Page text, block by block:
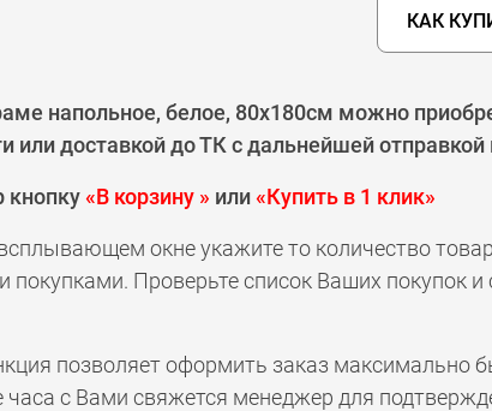
КАК
напольное, белое, 80х180см можно
или доставкой до ТК с дальнейшей
кнопку«В корзину » или«Купить в 1 клик»
окне укажите то количество
Проверьте список Ваших покупок
позволяет оформить заказ максимально
часа с Вами свяжется менеджер для